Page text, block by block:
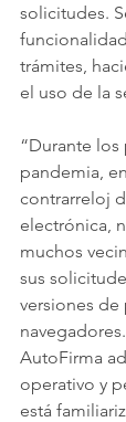
solicitudes.
trámites,
el uso de la
“Durante
pandemia,
contrarreloj
electrónica,
muchos
sus
versiones de
AutoFirma
operativo y
está